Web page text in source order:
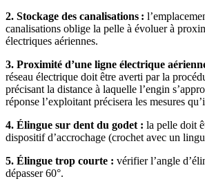
2. Stockage des canalisations :
canalisations oblige la pelle à évoluer à
électriques aériennes.
3. Proximité d’une ligne électrique
réseau électrique doit être averti par la
précisant la distance à laquelle l’engin
réponse l’exploitant précisera les mesures
4. Élingue sur dent du godet : la pelle doit
dispositif d’accrochage (crochet avec un
5. Élingue trop courte : vérifier l’angle
dépasser 60°.